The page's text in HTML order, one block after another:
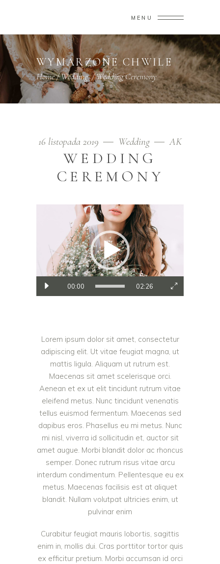
MENU
WYMARZONE CHWILE
Home/Wedding/Wedding Ceremony
16 listopada 2019 Wedding AK
WEDDING
CEREMONY
Odtwarzacz
00:00 02:26
Lorem ipsum dolor sit amet, consectetur
adipiscing elit. Ut vitae feugiat magna, ut
mattis ligula. Aliquam ut rutrum est.
Maecenas sit amet scelerisque orci.
Aenean et ex ut elit tincidunt rutrum vitae
eleifend metus. Nunc tincidunt venenatis
tellus euismod fermentum. Maecenas sed
dapibus eros. Phasellus eu mi metus. Nunc
mi nisl, viverra id sollicitudin et, auctor sit
amet augue. Morbi blandit dolor ac rhoncus
semper. Donec rutrum risus vitae arcu
interdum condimentum. Pellentesque eu ex
metus. Maecenas facilisis est at aliquet
blandit. Nullam volutpat ultricies enim, ut
pulvinar enim
Curabitur feugiat mauris lobortis, sagittis
enim in, mollis dui. Cras porttitor tortor quis
ex efficitur pretium. Morbi accumsan id orci